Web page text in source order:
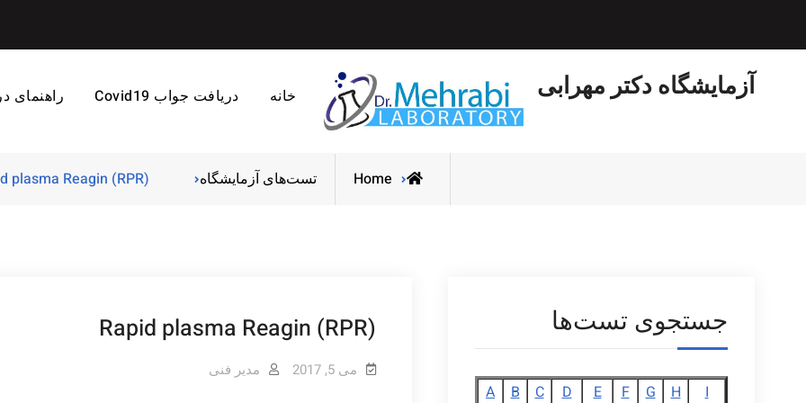
آزمایشگاه دکتر مهرابی خانه دریافت جواب Covid19 راهنمای
Home تست‌های آزمایشگاه plasma Reagin (RPR)
Rapid plasma Reagin (RPR)
می 5, 2017 مدیر فنی
جستجوی تست‌ها
I
H
G
F
E
D
C
B
A